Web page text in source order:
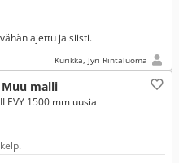
ajettu ja siisti.
Kurikka, Jyri Rintaluoma
malli
1500 mm uusia